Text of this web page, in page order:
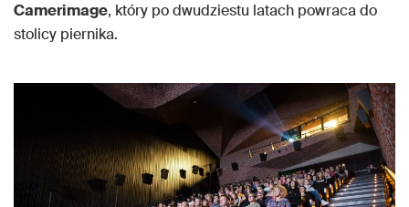
Camerimage, który po dwudziestu latach powraca do
stolicy piernika.